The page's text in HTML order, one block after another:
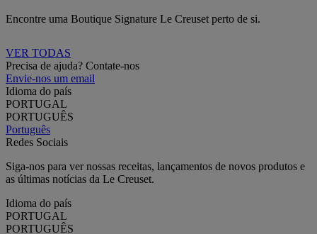
Encontre uma Boutique Signature Le Creuset perto de si.
VER TODAS
Precisa de ajuda? Contate-nos
Envie-nos um email
Idioma do país
PORTUGAL
PORTUGUÊS
Português
Redes Sociais
Siga-nos para ver nossas receitas, lançamentos de novos produtos e
as últimas notícias da Le Creuset.
Idioma do país
PORTUGAL
PORTUGUÊS